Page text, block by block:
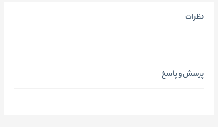
نظرات
پرسش و پاسخ